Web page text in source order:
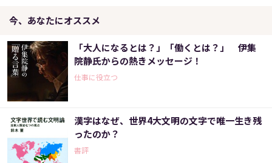
今、あなたにオススメ
「大人になるとは？」「働くとは？」 伊集
院静氏からの熱きメッセージ！
仕事に役立つ
漢字はなぜ、世界4大文明の文字で唯一生き残
ったのか？
書評